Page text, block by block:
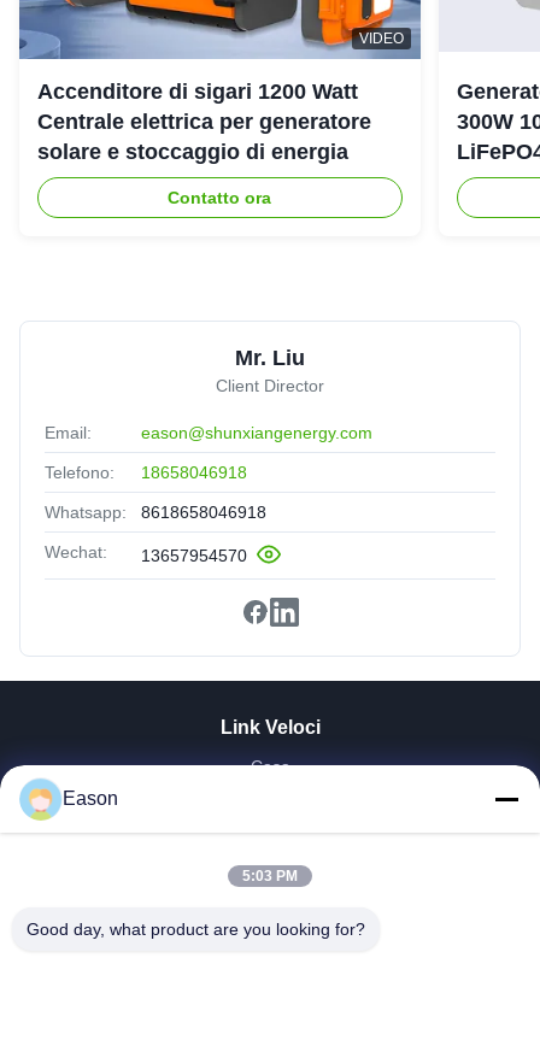
VIDEO
Accenditore di sigari 1200 Watt
Centrale elettrica per generatore
solare e stoccaggio di energia
Contatto ora
300W
Mr. Liu
Client Director
Email: eason@shunxiangenergy.com
Telefono: 18658046918
Whatsapp: 8618658046918
Wechat: 13657954570
Link Veloci
Casa
Video
Fatory Tour
Controllo Di Qualità
Eason
5:03 PM
Good day, what product are you looking for?